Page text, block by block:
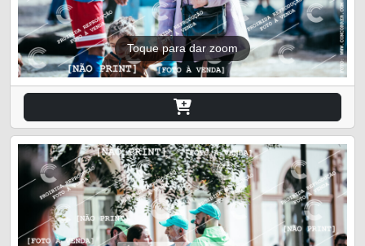
Toque para dar zoom